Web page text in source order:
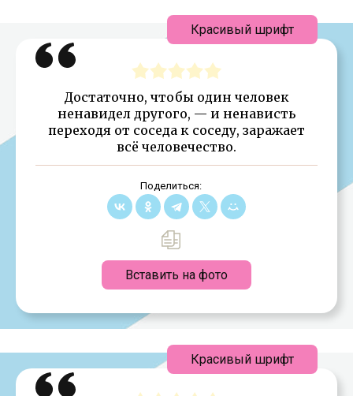
Достаточно, чтобы один человек
ненавидел другого, — и ненависть
переходя от соседа к соседу, заражает
всё человечество.
Поделиться:
Вставить на фото
Красивый шрифт
Красивый шрифт